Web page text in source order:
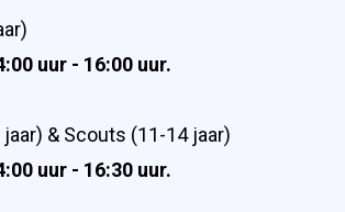
uur - 16:00 uur.
& Scouts (11-14 jaar)
uur - 16:30 uur.